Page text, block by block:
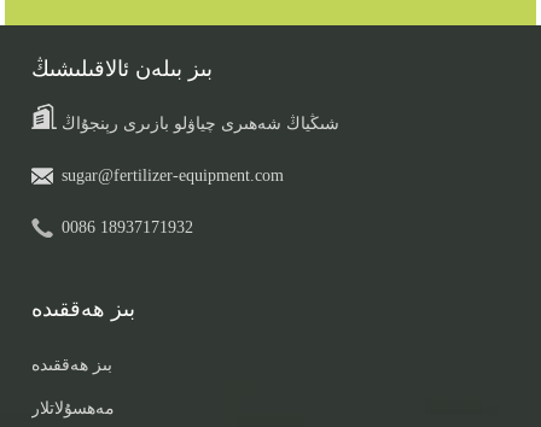
بىز بىلەن ئالاقىلىشىڭ
شىڭياڭ شەھىرى چياۋلو بازىرى رېنجۇاڭ
sugar@fertilizer-equipment.com
0086 18937171932
بىز ھەققىدە
بىز ھەققىدە
مەھسۇلاتلار